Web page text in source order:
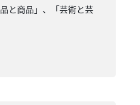
と商品」、「芸術と芸